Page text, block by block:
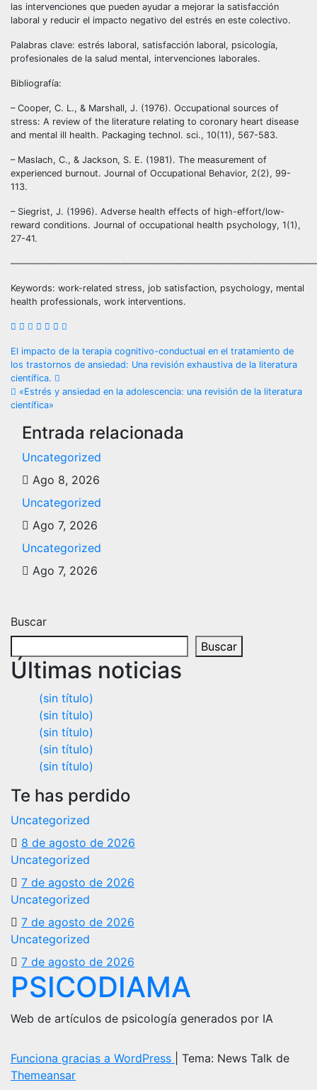
las intervenciones que pueden ayudar a mejorar la satisfacción
laboral y reducir el impacto negativo del estrés en este colectivo.
Palabras clave: estrés laboral, satisfacción laboral, psicología,
profesionales de la salud mental, intervenciones laborales.
Bibliografía:
– Cooper, C. L., & Marshall, J. (1976). Occupational sources of
stress: A review of the literature relating to coronary heart disease
and mental ill health. Packaging technol. sci., 10(11), 567-583.
– Maslach, C., & Jackson, S. E. (1981). The measurement of
experienced burnout. Journal of Occupational Behavior, 2(2), 99-
113.
– Siegrist, J. (1996). Adverse health effects of high-effort/low-
reward conditions. Journal of occupational health psychology, 1(1),
27-41.
Keywords: work-related stress, job satisfaction, psychology, mental
health professionals, work interventions.
Navegación
de
entradas
El impacto de la terapia cognitivo-conductual en el tratamiento de
los trastornos de ansiedad: Una revisión exhaustiva de la literatura
científica.
«Estrés y ansiedad en la adolescencia: una revisión de la literatura
científica»
Entrada relacionada
Uncategorized
Ago 8, 2026
Uncategorized
Ago 7, 2026
Uncategorized
Ago 7, 2026
Buscar
Buscar
Últimas noticias
(sin título)
(sin título)
(sin título)
(sin título)
(sin título)
Te has perdido
Uncategorized
8 de agosto de 2026
Uncategorized
7 de agosto de 2026
Uncategorized
7 de agosto de 2026
Uncategorized
7 de agosto de 2026
PSICODIAMA
Web de artículos de psicología generados por IA
Funciona gracias a WordPress
Tema: News Talk de
Themeansar